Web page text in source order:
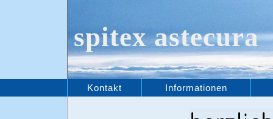
spitex astecura
Kontakt Informationen